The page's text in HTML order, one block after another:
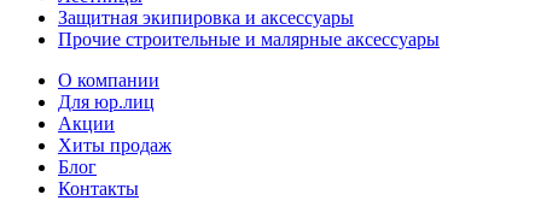
Защитная экипировка и аксессуары
Прочие строительные и малярные аксессуары
О компании
Для юр.лиц
Акции
Хиты продаж
Блог
Контакты